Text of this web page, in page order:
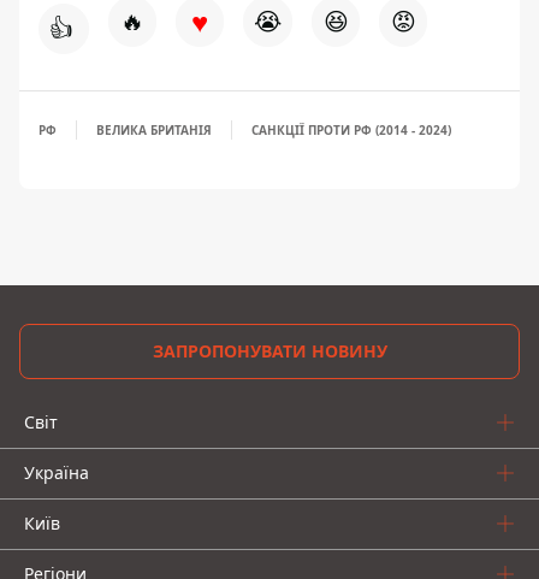
👍 🔥 ♥ 😭 😆 😡
РФ ВЕЛИКА БРИТАНІЯ САНКЦІЇ ПРОТИ РФ (2014 - 2024)
ЗАПРОПОНУВАТИ НОВИНУ
Світ
Україна
Київ
Регіони